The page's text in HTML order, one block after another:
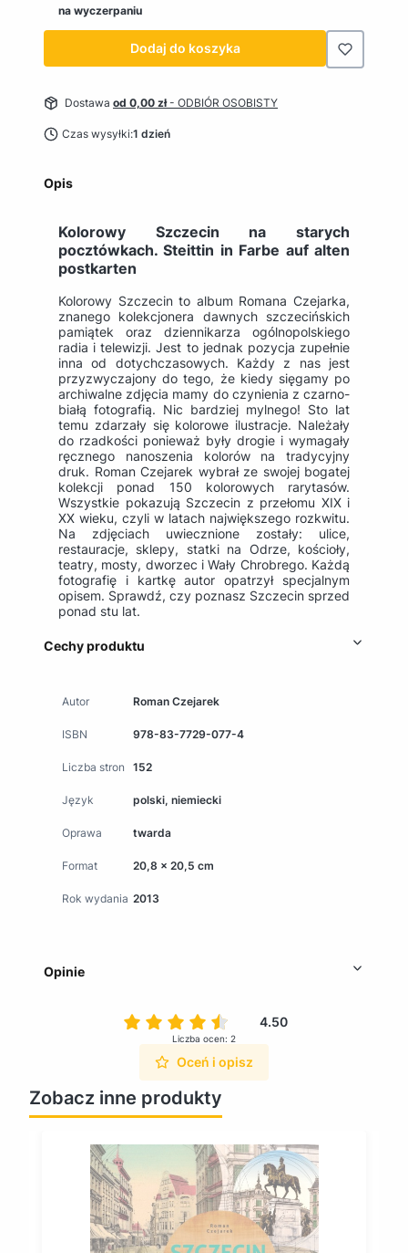
na wyczerpaniu
Dodaj do koszyka
Dostawa od 0,00 zł- ODBIÓR OSOBISTY
Czas wysyłki:1 dzień
Opis
Kolorowy Szczecin na starych
pocztówkach. Steittin in Farbe auf alten
postkarten
Kolorowy Szczecin to album Romana Czejarka,
znanego kolekcjonera dawnych szczecińskich
pamiątek oraz dziennikarza ogólnopolskiego
radia i telewizji. Jest to jednak pozycja zupełnie
inna od dotychczasowych. Każdy z nas jest
przyzwyczajony do tego, że kiedy sięgamy po
archiwalne zdjęcia mamy do czynienia z czarno-
białą fotografią. Nic bardziej mylnego! Sto lat
temu zdarzały się kolorowe ilustracje. Należały
do rzadkości ponieważ były drogie i wymagały
ręcznego nanoszenia kolorów na tradycyjny
druk. Roman Czejarek wybrał ze swojej bogatej
kolekcji ponad 150 kolorowych rarytasów.
Wszystkie pokazują Szczecin z przełomu XIX i
XX wieku, czyli w latach największego rozkwitu.
Na zdjęciach uwiecznione zostały: ulice,
restauracje, sklepy, statki na Odrze, kościoły,
teatry, mosty, dworzec i Wały Chrobrego. Każdą
fotografię i kartkę autor opatrzył specjalnym
opisem. Sprawdź, czy poznasz Szczecin sprzed
ponad stu lat.
Cechy produktu
Autor Roman Czejarek
ISBN 978-83-7729-077-4
Liczba stron 152
Język polski, niemiecki
Oprawa twarda
Format 20,8 x 20,5 cm
Rok wydania 2013
Opinie
4.50
Liczba ocen: 2
Oceń i opisz
Zobacz inne produkty